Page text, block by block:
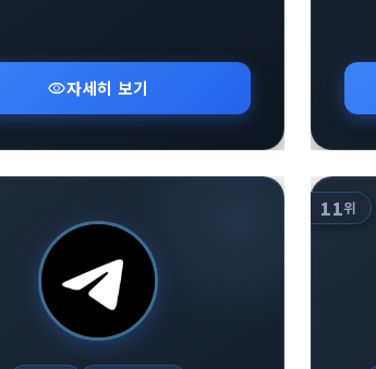
visibility자세히 보기
11위